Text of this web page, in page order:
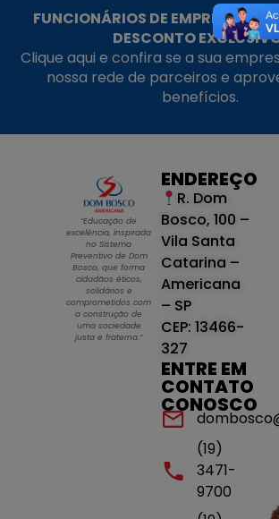
FUNCIONÁRIOS DE EMPRESAS
DESCONTO
Clique aqui e confira se a sua
nossa rede de parceiros e
benefícios.
“Educação de
excelência, inspirada
no Sistema
Preventivo de Dom
Bosco, que forma
cidadãos éticos,
solidários e
comprometidos com
a construção de
uma sociedade
justa e fraterna.”
ENDEREÇO
R. Dom
Bosco, 100 –
Vila Santa
Catarina –
Americana
– SP
CEP: 13466-
327
ENTRE EM
CONTATO
CONOSCO
(19)
3471-
9700